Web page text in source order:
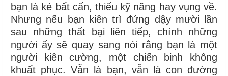
bạn là kẻ bất cẩn, thiếu kỹ năng hay vụng về.
Nhưng nếu bạn kiên trì đứng dậy mười lần
sau những thất bại liên tiếp, chính những
người ấy sẽ quay sang nói rằng bạn là một
người kiên cường, một chiến binh không
khuất phục. Vẫn là bạn, vẫn là con đường